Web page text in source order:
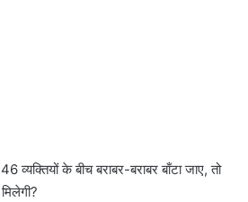
व्यक्तियों के बीच बराबर-बराबर बाँटा जाए, तो